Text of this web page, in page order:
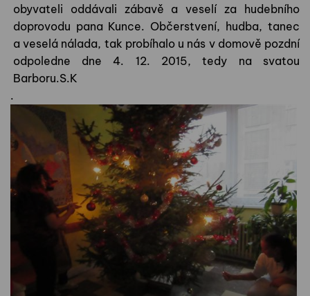
obyvateli oddávali zábavě a veselí za hudebního
doprovodu pana Kunce. Občerstvení, hudba, tanec
a veselá nálada, tak probíhalo u nás v domově pozdní
odpoledne dne 4. 12. 2015, tedy na svatou
Barboru.S.K
.